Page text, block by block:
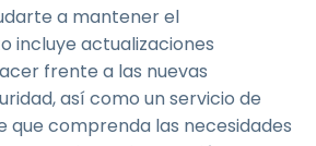
a mantener el
incluye actualizaciones
frente a las nuevas
así como un servicio de
que comprenda las necesidades